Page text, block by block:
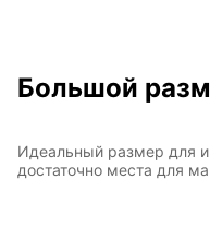
Большой
Идеальный размер для
достаточно места для